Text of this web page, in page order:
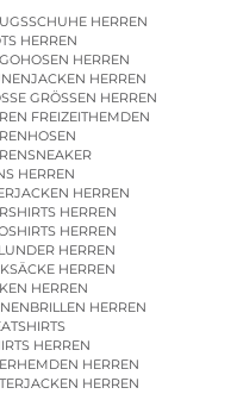
HERREN
HERREN
HERREN
HERREN
GRÖSSEN HERREN
FREIZEITHEMDEN
HERREN
HERREN
HERREN
HERREN
HERREN
HERREN
HERREN
HERREN
HERREN
HERREN
HERREN